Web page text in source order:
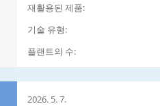
재활용된 제품:
기술 유형:
플랜트의 수:
2026. 5. 7.